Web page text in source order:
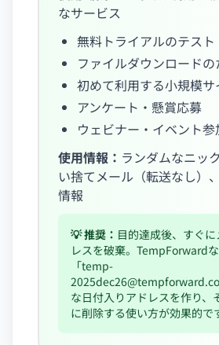
なサービス
無料トライアルのテスト
ファイルダウンロード
初めて利用する小規模サ
アンケート・懸賞応募
ウェビナー・イベント参
使用情報： ランダムなニッ
い捨てメール（転送なし）
情報
💡 推奨： 目的達成後、すぐ
レスを破棄。TempForwardな
「temp-
な日付入りアドレスを作り、
に削除する使い方が効果的で